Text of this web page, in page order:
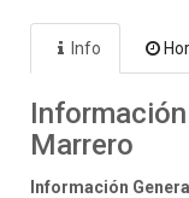
Info
Marrero
Información